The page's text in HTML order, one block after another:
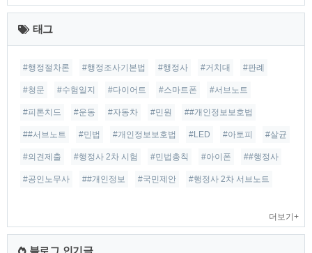
최
근
글
태그
#행정절차론 #행정조사기본법 #행정사 #거치대 #판례
#청문 #수험일지 #다이어트 #스마트폰 #서브노트
#피톤치드 #운동 #자동차 #민원 ##개인정보보호법
##서브노트 #민법 #개인정보보호법 #LED #아토피 #살균
#의견제출 #행정사 2차 시험 #민법총칙 #아이폰 ##행정사
#공인노무사 ##개인정보 #국민제안 #행정사 2차 서브노트
더보기+
블로그 인기글